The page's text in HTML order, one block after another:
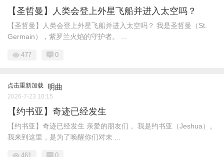
【圣哲曼】人类会登上外星飞船并进入太空吗？
【圣哲曼】人类会登上外星飞船并进入太空吗？ 我是圣哲曼（St.
Germain），紫罗兰火焰的守护者。 ...
477 0
点击重新加载 明曲
2026-7-23 10:15
【约书亚】奇迹已经发生
【约书亚】奇迹已经发生 亲爱的朋友们， 我是约书亚（Jeshua）。
我来到这里，是为了唤醒你们对未 ...
461 0